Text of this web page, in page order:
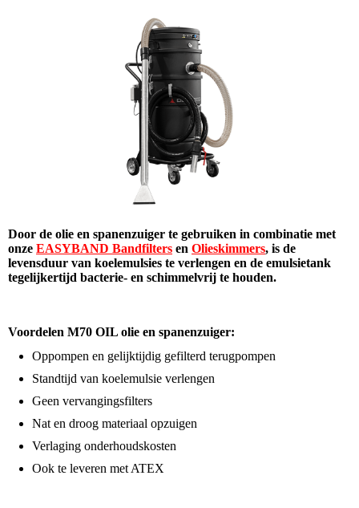
Door de olie en spanenzuiger te gebruiken in combinatie met
onze EASYBAND Bandfilters en Olieskimmers, is de
levensduur van koelemulsies te verlengen en de emulsietank
tegelijkertijd bacterie- en schimmelvrij te houden.
Voordelen M70 OIL olie en spanenzuiger:
Oppompen en gelijktijdig gefilterd terugpompen
Standtijd van koelemulsie verlengen
Geen vervangingsfilters
Nat en droog materiaal opzuigen
Verlaging onderhoudskosten
Ook te leveren met ATEX